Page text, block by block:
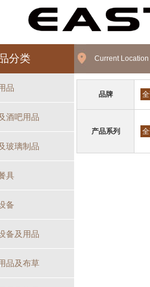
分类
品
酒吧用品
玻璃制品
具
备
备及用品
品及布草
Current Location
品牌
产品系列